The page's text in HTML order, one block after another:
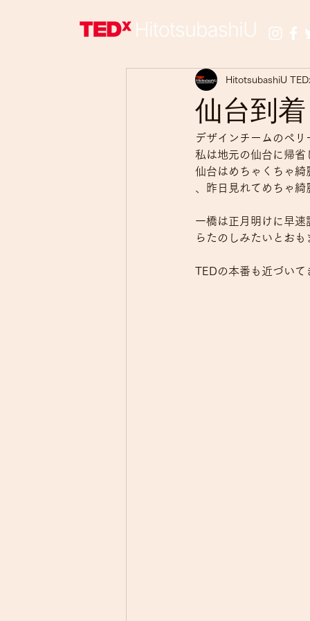
仙台到
HitotsubashiU
デザインチームのペ
私は地元の仙台に帰
仙台はめちゃくちゃ
、昨日見れてめちゃ
一橋は正月明けに早
らたのしみたいとおも
TEDの本番も近づい